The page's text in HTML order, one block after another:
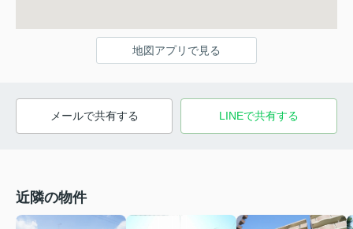
地図アプリで見る
メールで共有する LINEで共有する
近隣の物件